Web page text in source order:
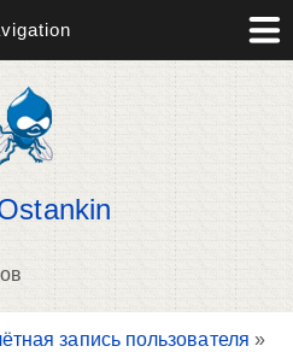
запись пользователя »